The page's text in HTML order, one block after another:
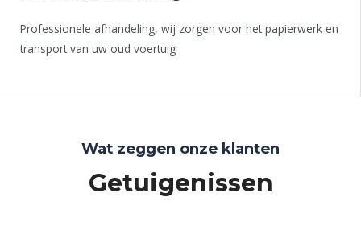
Professionele afhandeling, wij zorgen voor het papierwerk en
transport van uw oud voertuig
Wat zeggen onze klanten
Getuigenissen